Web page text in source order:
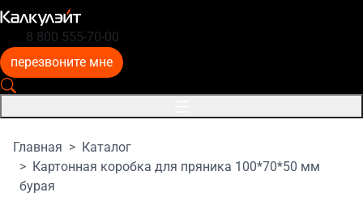
8 800 555-70-00
перезвоните мне
Главная
Каталог
Картонная коробка для пряника 100*70*50 мм
бурая